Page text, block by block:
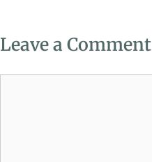
Leave a Comment